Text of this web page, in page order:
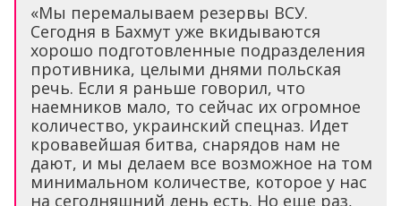
«Мы перемалываем резервы ВСУ.
Сегодня в Бахмут уже вкидываются
хорошо подготовленные подразделения
противника, целыми днями польская
речь. Если я раньше говорил, что
наемников мало, то сейчас их огромное
количество, украинский спецназ. Идет
кровавейшая битва, снарядов нам не
дают, и мы делаем все возможное на том
минимальном количестве, которое у нас
на сегодняшний день есть. Но еще раз,